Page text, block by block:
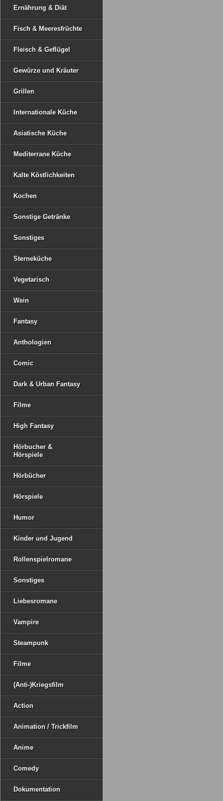
Ernährung & Diät
Fisch & Meeresfrüchte
Fleisch & Geflügel
Gewürze und Kräuter
Grillen
Internationale Küche
Asiatische Küche
Mediterrane Küche
Kalte Köstlichkeiten
Kochen
Sonstige Getränke
Sonstiges
Sterneküche
Vegetarisch
Wein
Fantasy
Anthologien
Comic
Dark & Urban Fantasy
Filme
High Fantasy
Hörbucher &
Hörspiele
Hörbücher
Hörspiele
Humor
Kinder und Jugend
Rollenspielromane
Sonstiges
Liebesromane
Vampire
Steampunk
Filme
(Anti-)Kriegsfilm
Action
Animation / Trickfilm
Anime
Comedy
Dokumentation